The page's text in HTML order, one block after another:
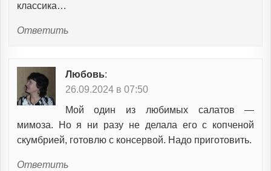
классика…
Ответить
Любовь:
26.09.2024 в 07:50
Мой один из любимых салатов —
мимоза. Но я ни разу не делала его с копченой
скумбрией, готовлю с консервой. Надо приготовить.
Ответить